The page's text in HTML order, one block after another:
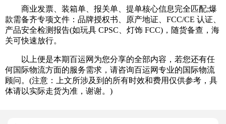
商业发票、装箱单、报关单、提单核心信息完全匹配;爆
款需备齐专项文件：品牌授权书、原产地证、FCC/CE 认证、
产品安全检测报告(如玩具 CPSC、灯饰 FCC)，随货备查，海
关可快速放行。
以上便是本期百运网为您分享的全部内容，若您还有任
何国际物流方面的服务需求，请咨询百运网专业的国际物流
顾问。(注意：上文所涉及到的所有时效和费用仅供参考，具
体请以实际走货为准，谢谢。)